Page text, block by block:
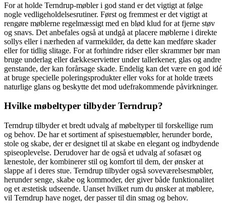
For at holde Terndrup-møbler i god stand er det vigtigt at følge
nogle vedligeholdelsesrutiner. Først og fremmest er det vigtigt at
rengøre møblerne regelmæssigt med en blød klud for at fjerne støv
og snavs. Det anbefales også at undgå at placere møblerne i direkte
sollys eller i nærheden af varmekilder, da dette kan medføre skader
eller for tidlig slitage. For at forhindre ridser eller skrammer bør man
bruge underlag eller dækkeservietter under tallerkener, glas og andre
genstande, der kan forårsage skade. Endelig kan det være en god idé
at bruge specielle poleringsprodukter eller voks for at holde træets
naturlige glans og beskytte det mod udefrakommende påvirkninger.
Hvilke møbeltyper tilbyder Terndrup?
Terndrup tilbyder et bredt udvalg af møbeltyper til forskellige rum
og behov. De har et sortiment af spisestuemøbler, herunder borde,
stole og skabe, der er designet til at skabe en elegant og indbydende
spiseoplevelse. Derudover har de også et udvalg af sofasæt og
lænestole, der kombinerer stil og komfort til dem, der ønsker at
slappe af i deres stue. Terndrup tilbyder også soveværelsesmøbler,
herunder senge, skabe og kommoder, der giver både funktionalitet
og et æstetisk udseende. Uanset hvilket rum du ønsker at møblere,
vil Terndrup have noget, der passer til din smag og behov.